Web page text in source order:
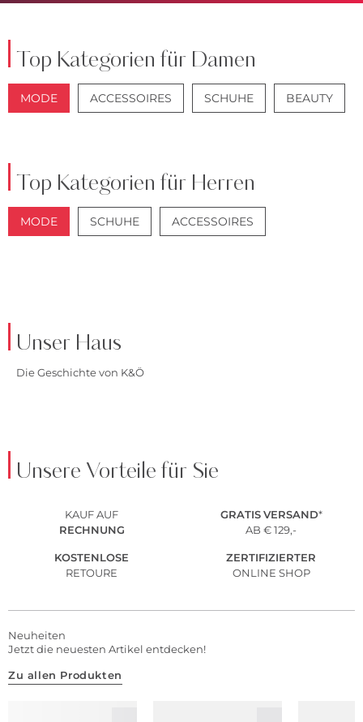
Top Kategorien für Damen
MODE ACCESSOIRES SCHUHE BEAUTY
Top Kategorien für Herren
MODE SCHUHE ACCESSOIRES
Unser Haus
Die Geschichte von K&Ö
Unsere Vorteile für Sie
KAUF AUF
RECHNUNG
GRATIS VERSAND*
AB € 129,-
KOSTENLOSE
RETOURE
ZERTIFIZIERTER
ONLINE SHOP
Neuheiten
Jetzt die neuesten Artikel entdecken!
Zu allen Produkten